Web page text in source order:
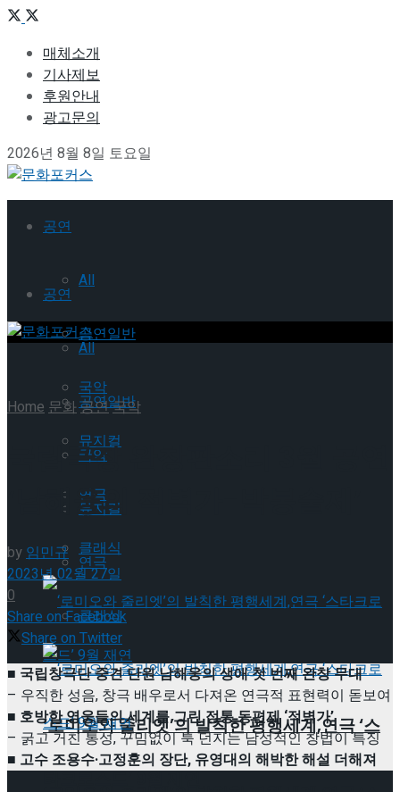
매체소개
기사제보
후원안내
광고문의
2026년 8월 8일 토요일
공연
All
공연일반
국악
뮤지컬
연극
클래식
‘로미오와 줄리엣’의 발칙한 평행세계,연극 ‘스
타크로스드’ 9월 재연
공연
All
공연일반
국악
뮤지컬
연극
클래식
Home문화공연국악
국립극장 완창판소리 3월 공연
‘남해웅의 적벽가-박봉술제’
by임민규
2023년 02월 27일
0
Share on Facebook
Share on Twitter
■ 국립창극단 중견 단원 남해웅의 생애 첫 번째 완창 무대
– 우직한 성음, 창극 배우로서 다져온 연극적 표현력이 돋보여
■ 호방한 영웅들의 세계를 그린 정통 동편제 ‘적벽가’
– 굵고 거친 통성, 꾸밈없이 툭 던지는 남성적인 창법이 특징
■ 고수 조용수·고정훈의 장단, 유영대의 해박한 해설 더해져